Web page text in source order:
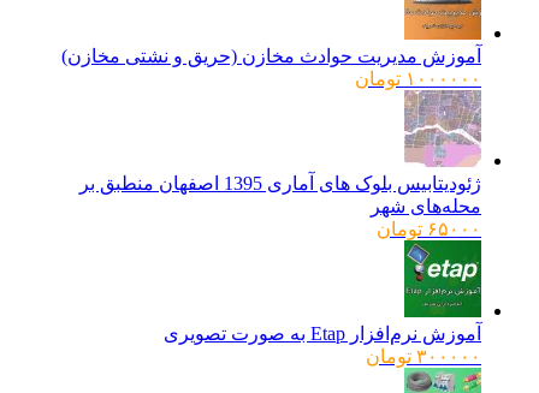
آموزش مدیریت حوادث مخازن (حریق و نشتی مخازن)
۱۰۰۰۰۰۰ تومان
ژئودیتابیس بلوک های آماری 1395 اصفهان منطبق بر
محله‌های شهر
۶۵۰۰۰ تومان
آموزش نرم‌افزار Etap به صورت تصویری
۳۰۰۰۰۰ تومان